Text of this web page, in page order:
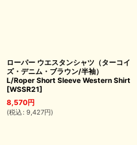
ローパー ウエスタンシャツ（ターコイ
ズ・デニム・ブラウン/半袖）
L/Roper Short Sleeve Western Shirt
[WSSR21]
8,570円
(税込 : 9,427円)